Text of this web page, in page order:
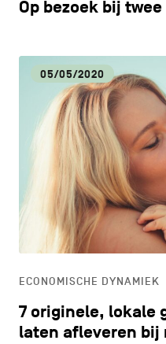
Op bezoek bij
05/05/2020
ECONOMISCHE DYNAMIEK
7 originele, lokale
laten afleveren bij